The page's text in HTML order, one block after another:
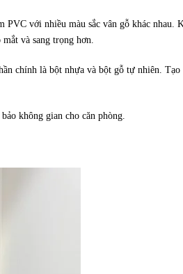
PVC với nhiều màu sắc vân gỗ khác nhau.
và sang trọng hơn.
chính là bột nhựa và bột gỗ tự nhiên. Tạo
không gian cho căn phòng.